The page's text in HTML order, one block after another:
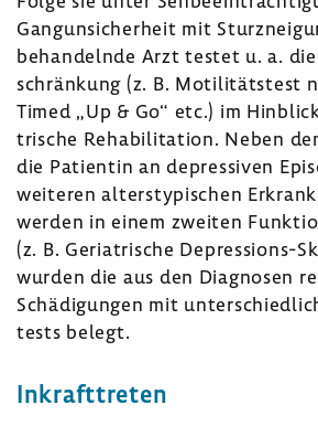
Gang­un­si­cher­heit mit
behan­delnde Arzt testet u. a.
schrän­kung (z. B. Moti­li­täts­test
Timed „Up & Go“ etc.) im
tri­sche Reha­bi­li­ta­tion. Neben
die Pati­entin an depres­siven
weiteren alters­ty­pi­schen
werden in einem zweiten
(z. B. Geria­tri­sche Depressions-​
wurden die aus den Diagnosen
Schä­di­gungen mit
tests belegt.
Inkraft­treten